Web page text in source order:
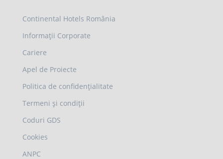
Continental Hotels România
Informații Corporate
Cariere
Apel de Proiecte
Politica de confidențialitate
Termeni și condiții
Coduri GDS
Cookies
ANPC